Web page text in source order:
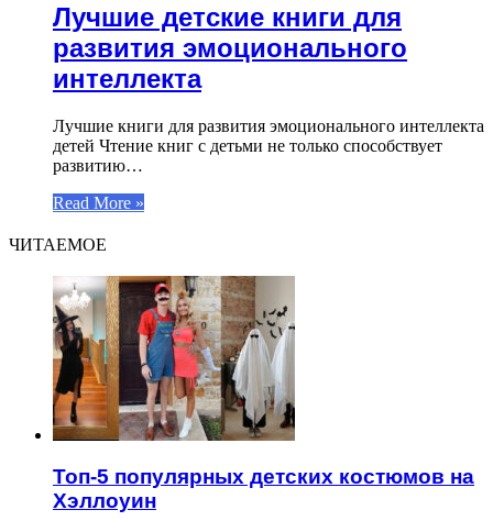
Лучшие детские книги для
развития эмоционального
интеллекта
Лучшие книги для развития эмоционального интеллекта
детей Чтение книг с детьми не только способствует
развитию…
Read More »
ЧИТАЕМОЕ
Топ-5 популярных детских костюмов на
Хэллоуин